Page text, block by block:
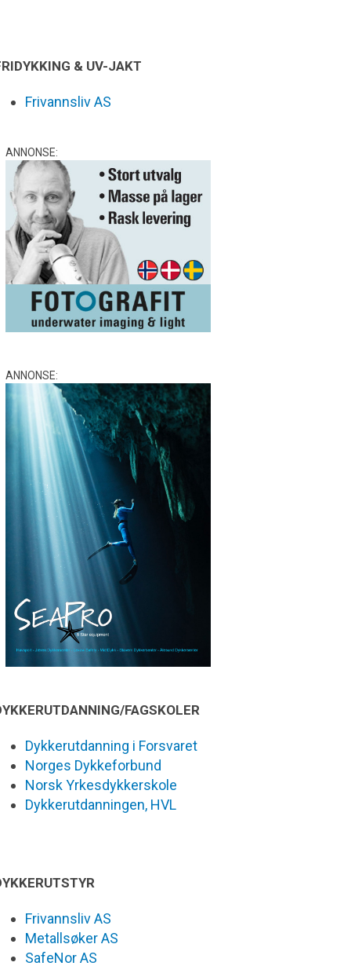
& UV-JAKT
Frivannsliv AS
ANNONSE:
ANNONSE:
FAGSKOLER
Dykkerutdanning i Forsvaret
Norges Dykkeforbund
Norsk Yrkesdykkerskole
Dykkerutdanningen, HVL
Frivannsliv AS
Metallsøker AS
SafeNor AS